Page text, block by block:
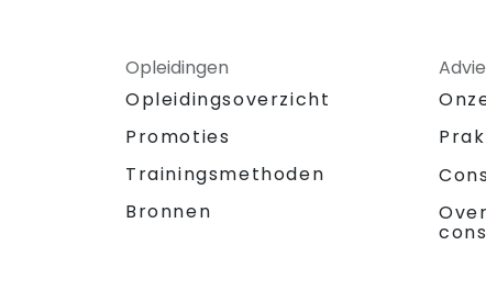
Opleidingen
Opleidingsoverzicht
Promoties
Trainingsmethoden
Bronnen